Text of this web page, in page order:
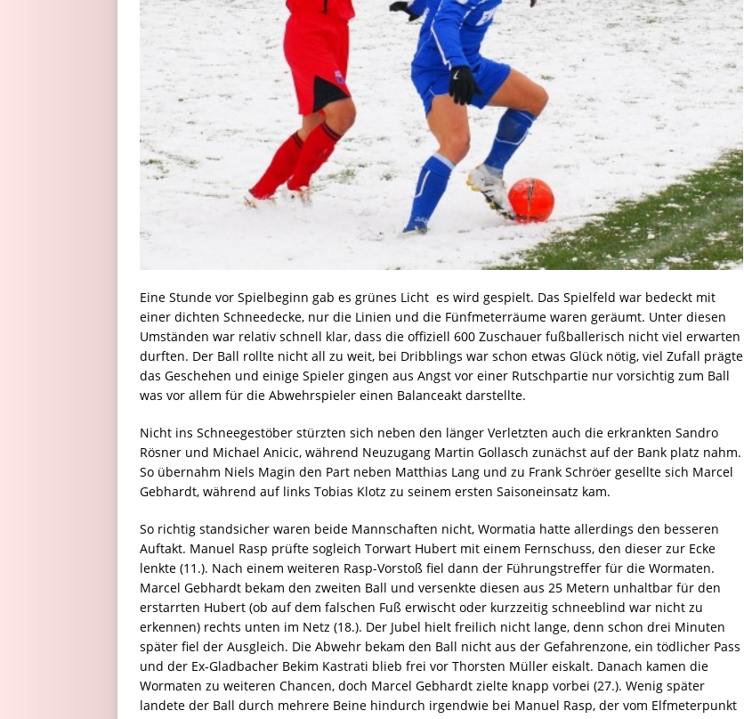
Eine Stunde vor Spielbeginn gab es grünes Licht  es wird gespielt. Das Spielfeld war bedeckt mit
einer dichten Schneedecke, nur die Linien und die Fünfmeterräume waren geräumt. Unter diesen
Umständen war relativ schnell klar, dass die offiziell 600 Zuschauer fußballerisch nicht viel erwarten
durften. Der Ball rollte nicht all zu weit, bei Dribblings war schon etwas Glück nötig, viel Zufall prägte
das Geschehen und einige Spieler gingen aus Angst vor einer Rutschpartie nur vorsichtig zum Ball 
was vor allem für die Abwehrspieler einen Balanceakt darstellte.
Nicht ins Schneegestöber stürzten sich neben den länger Verletzten auch die erkrankten Sandro
Rösner und Michael Anicic, während Neuzugang Martin Gollasch zunächst auf der Bank platz nahm.
So übernahm Niels Magin den Part neben Matthias Lang und zu Frank Schröer gesellte sich Marcel
Gebhardt, während auf links Tobias Klotz zu seinem ersten Saisoneinsatz kam.
So richtig standsicher waren beide Mannschaften nicht, Wormatia hatte allerdings den besseren
Auftakt. Manuel Rasp prüfte sogleich Torwart Hubert mit einem Fernschuss, den dieser zur Ecke
lenkte (11.). Nach einem weiteren Rasp-Vorstoß fiel dann der Führungstreffer für die Wormaten.
Marcel Gebhardt bekam den zweiten Ball und versenkte diesen aus 25 Metern unhaltbar für den
erstarrten Hubert (ob auf dem falschen Fuß erwischt oder kurzzeitig schneeblind war nicht zu
erkennen) rechts unten im Netz (18.). Der Jubel hielt freilich nicht lange, denn schon drei Minuten
später fiel der Ausgleich. Die Abwehr bekam den Ball nicht aus der Gefahrenzone, ein tödlicher Pass
und der Ex-Gladbacher Bekim Kastrati blieb frei vor Thorsten Müller eiskalt. Danach kamen die
Wormaten zu weiteren Chancen, doch Marcel Gebhardt zielte knapp vorbei (27.). Wenig später
landete der Ball durch mehrere Beine hindurch irgendwie bei Manuel Rasp, der vom Elfmeterpunkt